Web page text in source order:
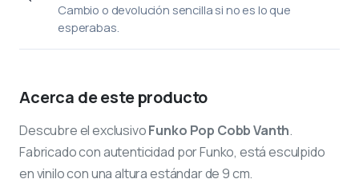
Cambio o devolución sencilla si no es lo que
esperabas.
Acerca de este producto
Descubre el exclusivoFunko Pop Cobb Vanth.
Fabricado con autenticidad por Funko, está esculpido
en vinilo con una altura estándar de 9 cm.